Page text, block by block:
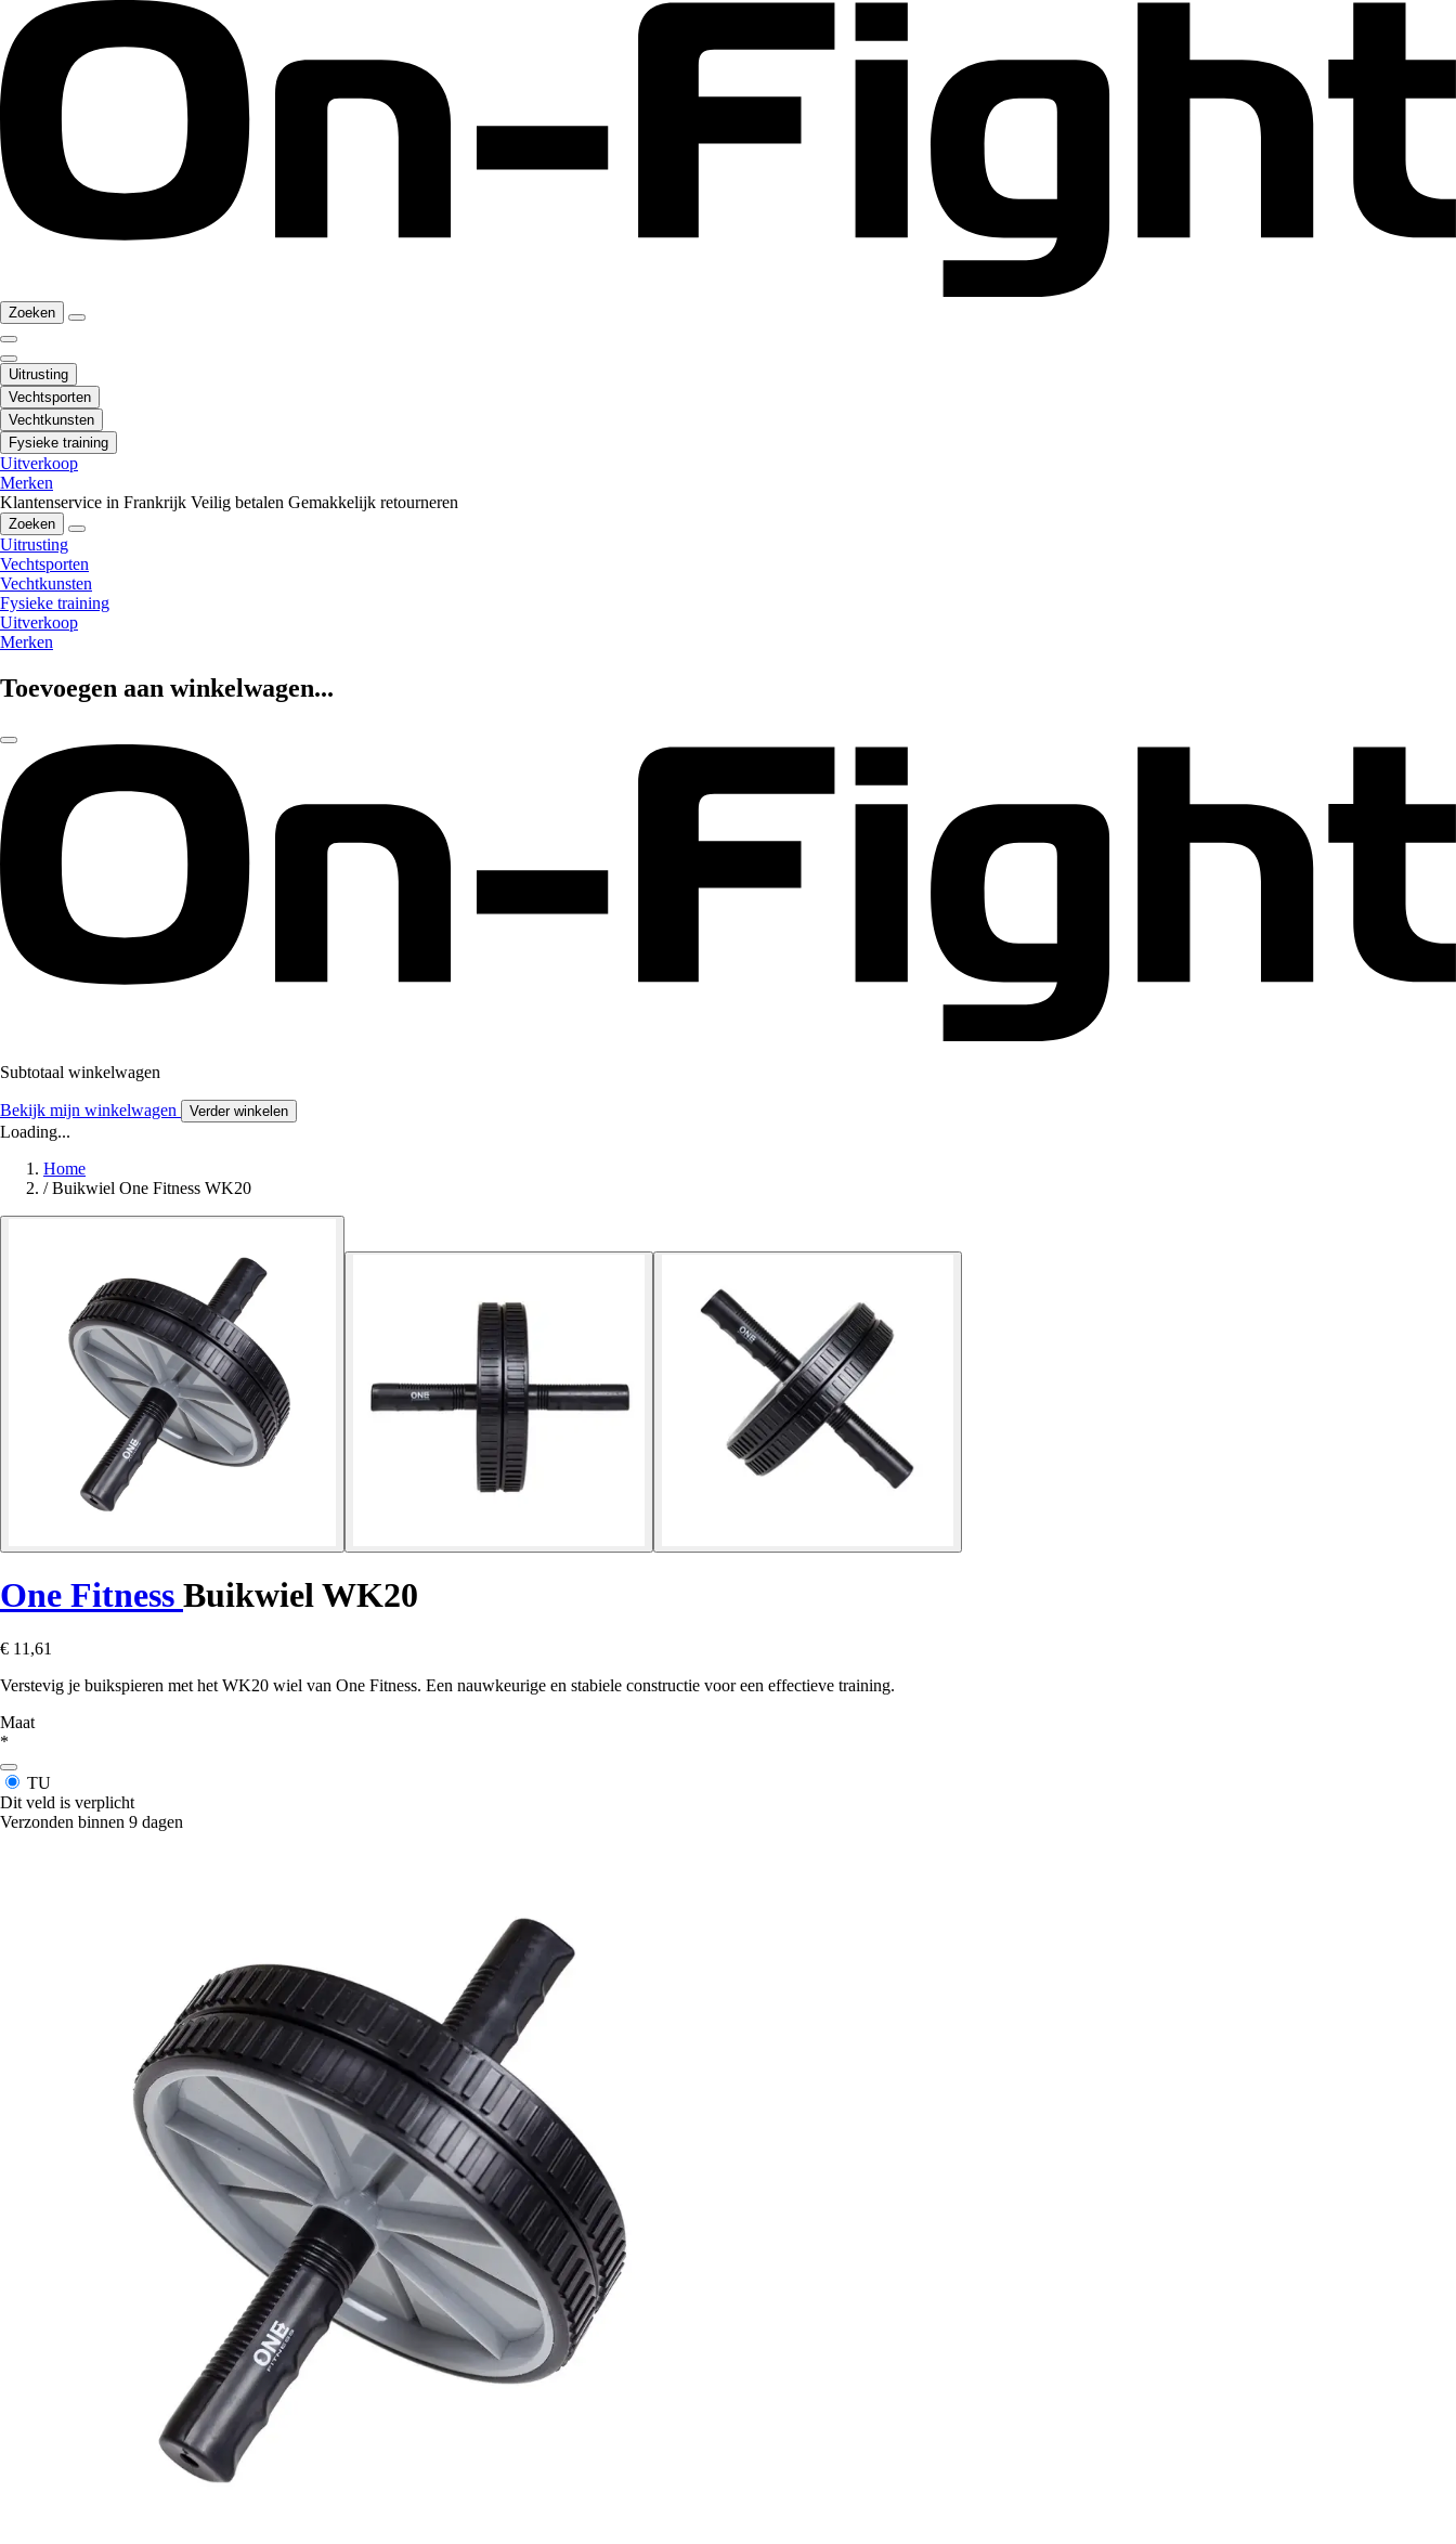
Zoeken
Uitrusting
Vechtsporten
Vechtkunsten
Fysieke training
Uitverkoop
Merken
Klantenservice in Frankrijk Veilig betalen Gemakkelijk retourneren
Zoeken
Uitrusting
Vechtsporten
Vechtkunsten
Fysieke training
Uitverkoop
Merken
Toevoegen aan winkelwagen...
Subtotaal winkelwagen
Bekijk mijn winkelwagen Verder winkelen
Loading...
Home
/ Buikwiel One Fitness WK20
One Fitness Buikwiel WK20
€ 11,61
Verstevig je buikspieren met het WK20 wiel van One Fitness. Een nauwkeurige en stabiele constructie voor een effectieve training.
Maat
*
TU
Dit veld is verplicht
Verzonden binnen 9 dagen